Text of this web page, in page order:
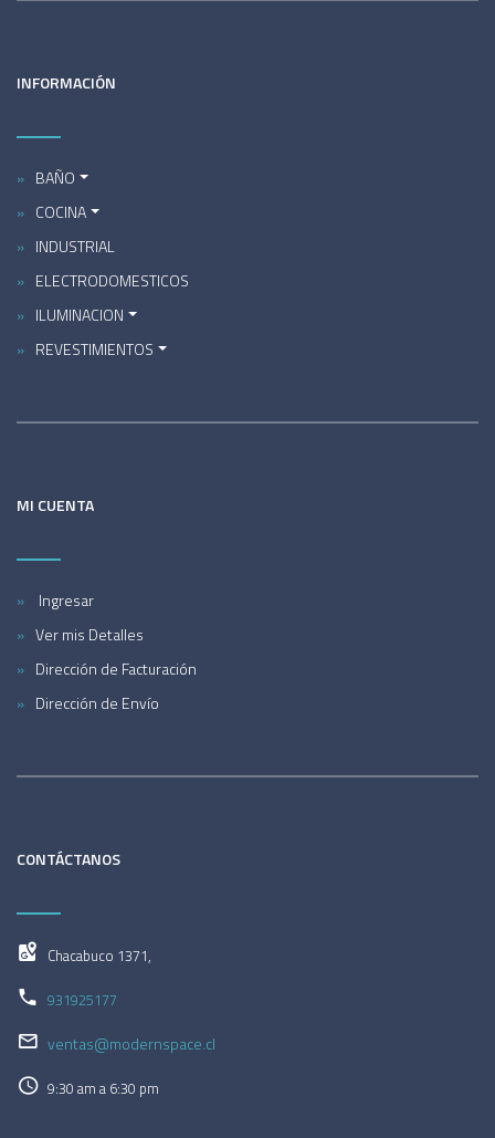
INFORMACIÓN
BAÑO
COCINA
INDUSTRIAL
ELECTRODOMESTICOS
ILUMINACION
REVESTIMIENTOS
MI CUENTA
Ingresar
Ver mis Detalles
Dirección de Facturación
Dirección de Envío
CONTÁCTANOS
Chacabuco 1371,
931925177
ventas@modernspace.cl
9:30 am a 6:30 pm